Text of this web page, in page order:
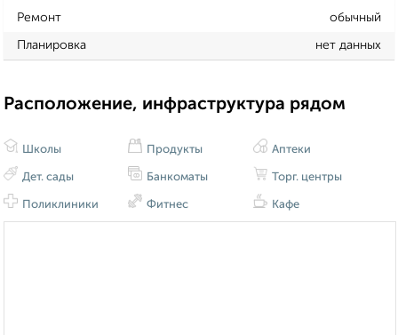
Ремонт обычный
Планировка нет данных
Расположение, инфраструктура рядом
Школы
Дет. сады
Поликлиники
Продукты
Банкоматы
Фитнес
Аптеки
Торг. центры
Кафе